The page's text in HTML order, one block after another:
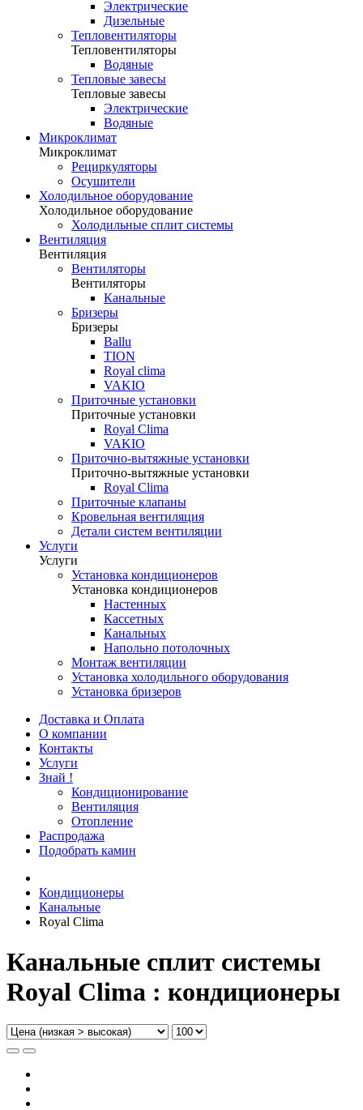
Электрические
Дизельные
Тепловентиляторы
Тепловентиляторы
Водяные
Тепловые завесы
Тепловые завесы
Электрические
Водяные
Микроклимат
Микроклимат
Рециркуляторы
Осушители
Холодильное оборудование
Холодильное оборудование
Холодильные сплит системы
Вентиляция
Вентиляция
Вентиляторы
Вентиляторы
Канальные
Бризеры
Бризеры
Ballu
TION
Royal clima
VAKIO
Приточные установки
Приточные установки
Royal Clima
VAKIO
Приточно-вытяжные установки
Приточно-вытяжные установки
Royal Clima
Приточные клапаны
Кровельная вентиляция
Детали систем вентиляции
Услуги
Услуги
Установка кондиционеров
Установка кондиционеров
Настенных
Кассетных
Канальных
Напольно потолочных
Монтаж вентиляции
Установка холодильного оборудования
Установка бризеров
Доставка и Оплата
О компании
Контакты
Услуги
Знай !
Кондиционирование
Вентиляция
Отопление
Распродажа
Подобрать камин
Кондиционеры
Канальные
Royal Clima
Канальные сплит системы
Royal Clima : кондиционеры